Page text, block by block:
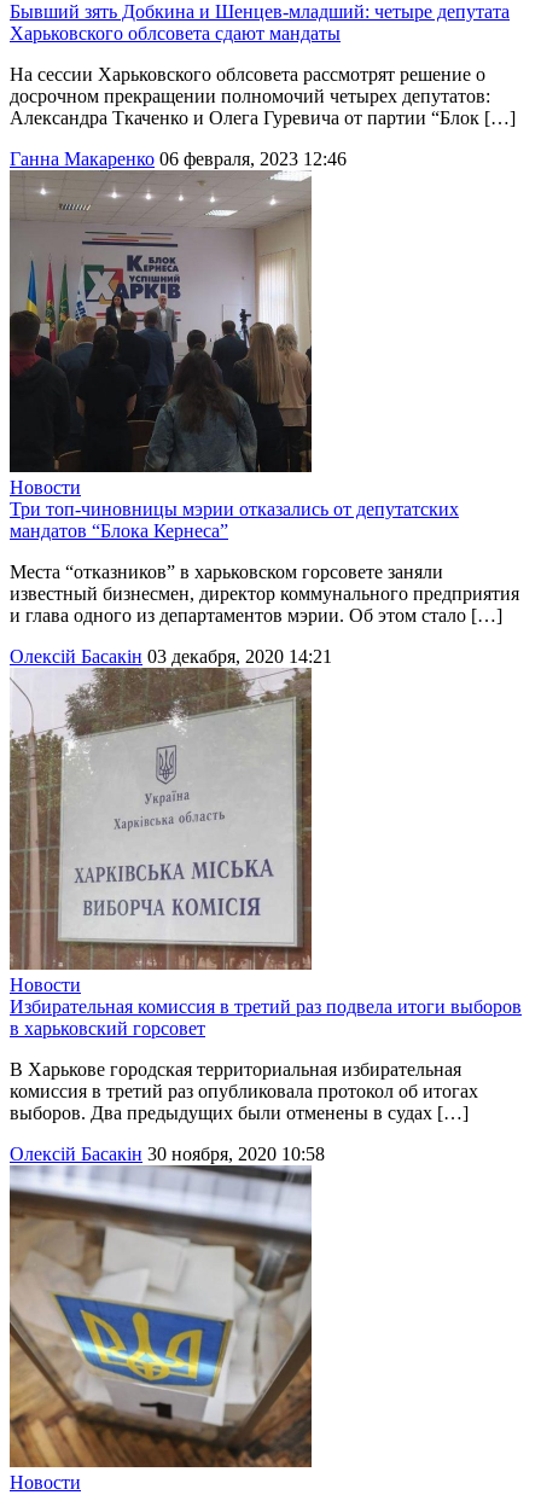
Бывший зять Добкина и Шенцев-младший: четыре депутата
Харьковского облсовета сдают мандаты
На сессии Харьковского облсовета рассмотрят решение о
досрочном прекращении полномочий четырех депутатов:
Александра Ткаченко и Олега Гуревича от партии “Блок […]
Ганна Макаренко 06 февраля, 2023 12:46
Новости
Три топ-чиновницы мэрии отказались от депутатских
мандатов “Блока Кернеса”
Места “отказников” в харьковском горсовете заняли
известный бизнесмен, директор коммунального предприятия
и глава одного из департаментов мэрии. Об этом стало […]
Олексій Басакін 03 декабря, 2020 14:21
Новости
Избирательная комиссия в третий раз подвела итоги выборов
в харьковский горсовет
В Харькове городская территориальная избирательная
комиссия в третий раз опубликовала протокол об итогах
выборов. Два предыдущих были отменены в судах […]
Олексій Басакін 30 ноября, 2020 10:58
Новости